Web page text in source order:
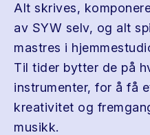
Alt skrives,
av SYW selv, og alt
mastres i
Til tider bytter de på
instrumenter, for å få
kreativitet og
musikk.